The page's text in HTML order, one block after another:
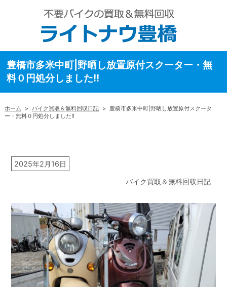
豊橋市多米中町|野晒し放置原付スクーター・無
料０円処分しました!!
ホーム > バイク買取＆無料回収日記 > 豊橋市多米中町|野晒し放置原付スクータ
ー・無料０円処分しました!!
2025年2月16日
バイク買取＆無料回収日記